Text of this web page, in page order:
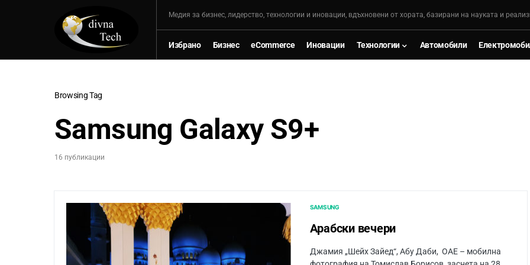
Mедия за бизнес, лидерство, технологии и иновации, вдъхновени от хората, базирани на науката и
Избрано Бизнес eCommerce Иновации Технологии Автомобили
Browsing Tag
Samsung Galaxy S9+
16 публикации
SAMSUNG
Арабски вечери
Джамия „Шейх Зайед“, Абу Даби, ОАЕ – мобилна